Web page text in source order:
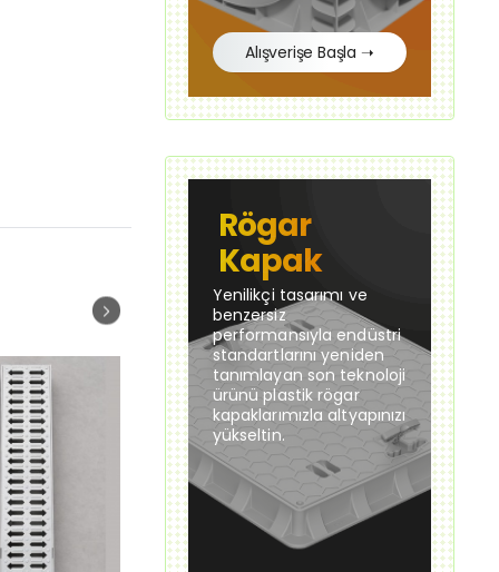
Alışverişe Başla ➝
Rögar
Kapak
Yenilikçi tasarımı ve
benzersiz
performansıyla endüstri
standartlarını yeniden
tanımlayan son teknoloji
ürünü plastik rögar
kapaklarımızla altyapınızı
yükseltin.